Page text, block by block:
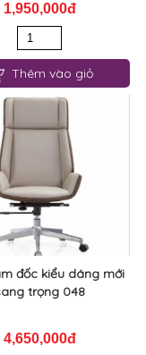
1,950,000đ
Thêm vào giỏ
đốc kiểu dáng mới
trọng 048
4,650,000đ